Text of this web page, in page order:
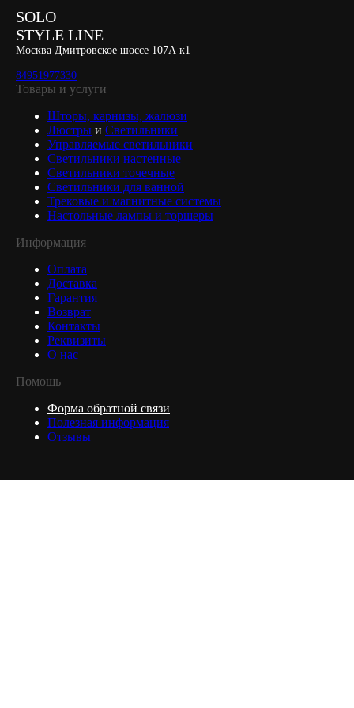
SOLO
STYLE LINE
Москва Дмитровское шоссе 107А к1
84951977330
Товары и услуги
Шторы, карнизы, жалюзи
Люстры и Светильники
Управляемые светильники
Светильники настенные
Светильники точечные
Светильники для ванной
Трековые и магнитные системы
Настольные лампы и торшеры
Информация
Оплата
Доставка
Гарантия
Возврат
Контакты
Реквизиты
О нас
Помощь
Форма обратной связи
Полезная информация
Отзывы